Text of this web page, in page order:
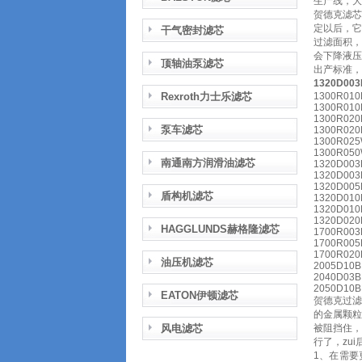
干气密封滤芯
顶轴油泵滤芯
Rexroth力士乐滤芯
泵车滤芯
南通南方润滑油滤芯
盾构机滤芯
HAGGLUNDS赫格隆滤芯
油压机滤芯
EATON伊顿滤芯
风电滤芯
贺德克滤
定以后，
过滤面积
会下降液
出产标准
贺德克过
的金属颗
被阻挡住
行了，zui
1、在需要